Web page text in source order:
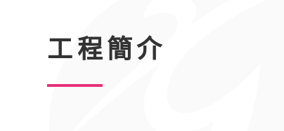
工程簡介